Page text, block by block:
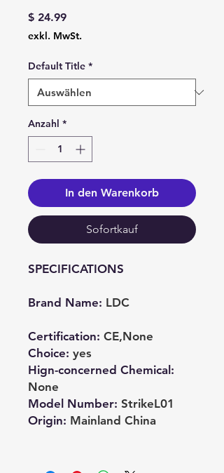
$ 24.99Preis
exkl. MwSt.
Default Title *
Anzahl *
In den Warenkorb
Sofortkauf
SPECIFICATIONS
Brand Name: LDC
Certification: CE,None
Choice: yes
Hign-concerned Chemical :
None
Model Number: StrikeL01
Origin: Mainland China